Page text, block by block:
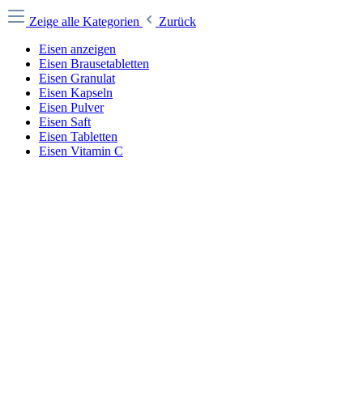
Zeige alle Kategorien
Zurück
Eisen anzeigen
Eisen Brausetabletten
Eisen Granulat
Eisen Kapseln
Eisen Pulver
Eisen Saft
Eisen Tabletten
Eisen Vitamin C